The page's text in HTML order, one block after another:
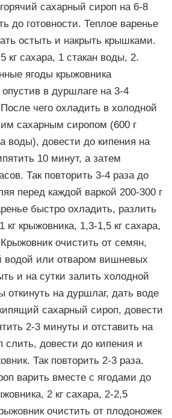
сахарный сироп на 6-8
до готовности. Теплое варенье
остыть и накрыть крышками.
кг сахара, 1 стакан воды, 2.
ягоды крыжовника
в дуршлаге на 3-4
чего охладить в холодной
сахарным сиропом (600 г
воды), довести до кипения на
10 минут, а затем
Так повторить 3-4 раза до
перед каждой варкой 200-300 г
быстро охладить, разлить
кг крыжовника, 1,3-1,5 кг сахара,
очистить от семян,
водой или отваром вишневых
и на сутки залить холодной
откинуть на дуршлаг, дать воде
сахарный сироп, довести
2-3 минуты и отставить на
слить, довести до кипения и
Так повторить 2-3 раза.
варить вместе с ягодами до
2 кг сахара, 2-2,5
очистить от плодоножек